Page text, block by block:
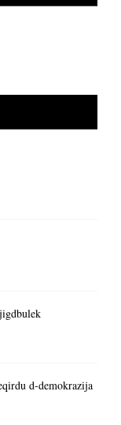
d-demokrazija